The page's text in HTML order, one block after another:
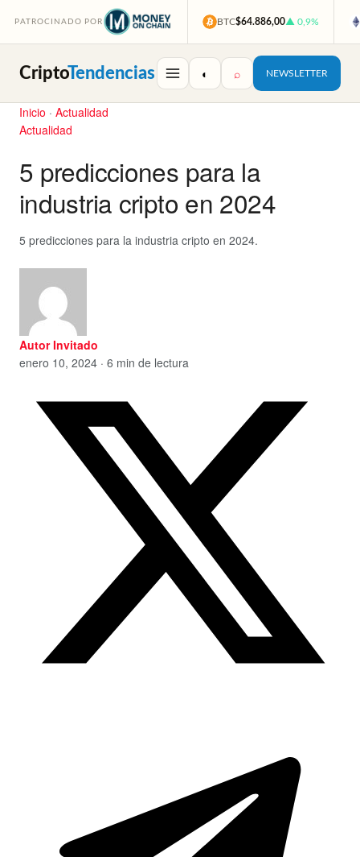
PATROCINADO POR BTC$64.886,00▲ 0,9%
CriptoTendencias ◐ ⌕ NEWSLETTER
Inicio · Actualidad
Actualidad
5 predicciones para la
industria cripto en 2024
5 predicciones para la industria cripto en 2024.
Autor Invitado
enero 10, 2024 · 6 min de lectura